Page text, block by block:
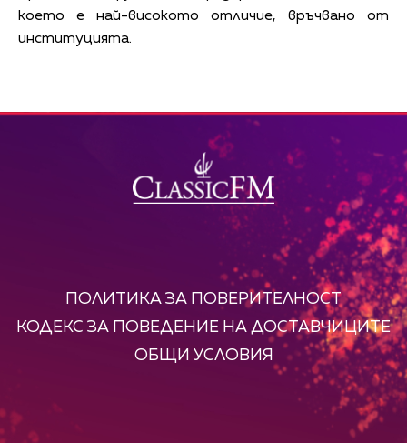
което е най-високото отличие, връчвано от
институцията.
ПОЛИТИКА ЗА ПОВЕРИТЕЛНОСТ
КОДЕКС ЗА ПОВЕДЕНИЕ НА ДОСТАВЧИЦИТЕ
ОБЩИ УСЛОВИЯ